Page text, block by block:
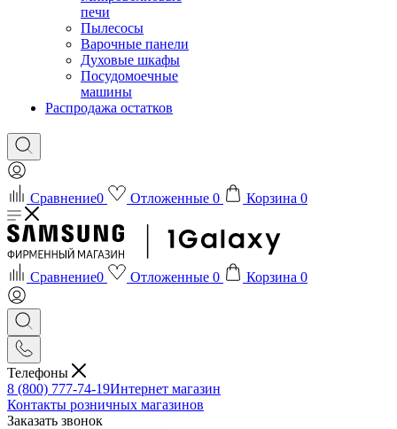
печи
Пылесосы
Варочные панели
Духовые шкафы
Посудомоечные
машины
Распродажа остатков
Сравнение0 Отложенные 0 Корзина 0
Сравнение0 Отложенные 0 Корзина 0
Телефоны
8 (800) 777-74-19Интернет магазин
Контакты розничных магазинов
Заказать звонок